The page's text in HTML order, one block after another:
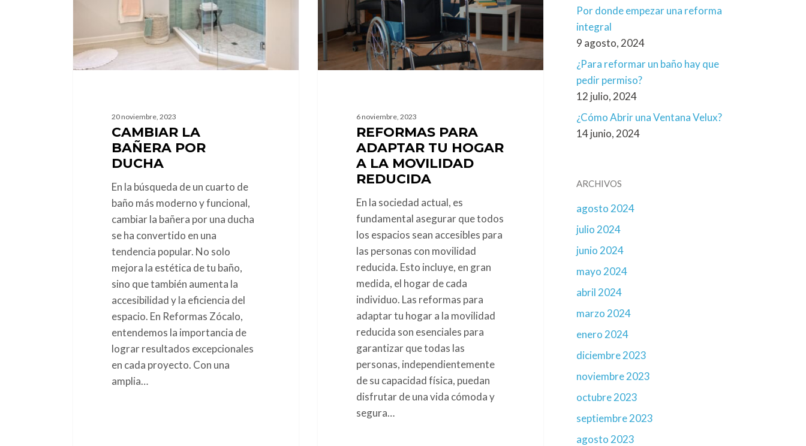
20 noviembre, 2023
CAMBIAR LA
BAÑERA POR
DUCHA
En la búsqueda de un cuarto de
baño más moderno y funcional,
cambiar la bañera por una ducha
se ha convertido en una
tendencia popular. No solo
mejora la estética de tu baño,
sino que también aumenta la
accesibilidad y la eficiencia del
espacio. En Reformas Zócalo,
entendemos la importancia de
lograr resultados excepcionales
en cada proyecto. Con una
amplia…
movilidad
reducida
6 noviembre, 2023
REFORMAS PARA
ADAPTAR TU HOGAR
A LA MOVILIDAD
REDUCIDA
En la sociedad actual, es
fundamental asegurar que todos
los espacios sean accesibles para
las personas con movilidad
reducida. Esto incluye, en gran
medida, el hogar de cada
individuo. Las reformas para
adaptar tu hogar a la movilidad
reducida son esenciales para
garantizar que todas las
personas, independientemente
de su capacidad física, puedan
disfrutar de una vida cómoda y
segura…
Por donde empezar una reforma
integral
9 agosto, 2024
¿Para reformar un baño hay que
pedir permiso?
12 julio, 2024
¿Cómo Abrir una Ventana Velux?
14 junio, 2024
ARCHIVOS
agosto 2024
julio 2024
junio 2024
mayo 2024
abril 2024
marzo 2024
enero 2024
diciembre 2023
noviembre 2023
octubre 2023
septiembre 2023
agosto 2023